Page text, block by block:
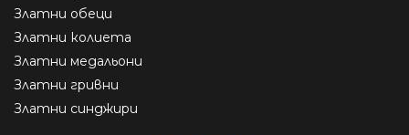
Златни обеци
Златни колиета
Златни медальони
Златни гривни
Златни синджири